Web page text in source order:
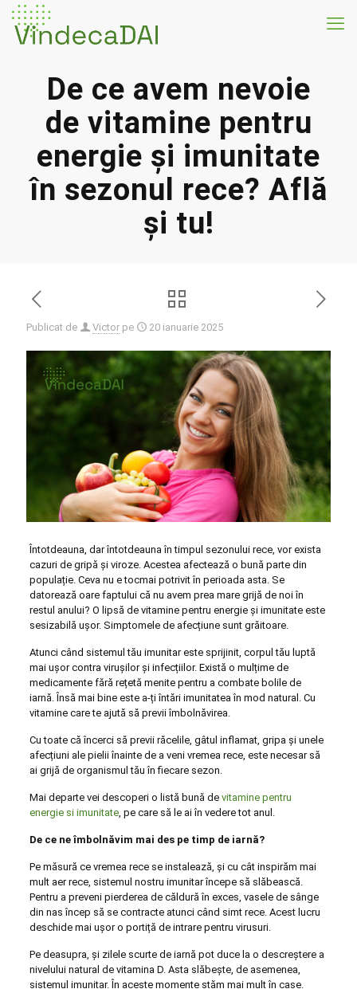
De ce avem nevoie
de vitamine pentru
energie și imunitate
în sezonul rece? Află
și tu!
Publicat de Victor pe 20 ianuarie 2025
Întotdeauna, dar întotdeauna în timpul sezonului rece, vor exista
cazuri de gripă și viroze. Acestea afectează o bună parte din
populație. Ceva nu e tocmai potrivit în perioada asta. Se
datorează oare faptului că nu avem prea mare grijă de noi în
restul anului? O lipsă de vitamine pentru energie și imunitate este
sesizabilă ușor. Simptomele de afecțiune sunt grăitoare.
Atunci când sistemul tău imunitar este sprijinit, corpul tău luptă
mai ușor contra virușilor și infecțiilor. Există o mulțime de
medicamente fără rețetă menite pentru a combate bolile de
iarnă. Însă mai bine este a-ți întări imunitatea în mod natural. Cu
vitamine care te ajută să previi îmbolnăvirea.
Cu toate că încerci să previi răcelile, gâtul inflamat, gripa și unele
afecțiuni ale pielii înainte de a veni vremea rece, este necesar să
ai grijă de organismul tău în fiecare sezon.
Mai departe vei descoperi o listă bună de vitamine pentru
energie si imunitate, pe care să le ai în vedere tot anul.
De ce ne îmbolnăvim mai des pe timp de iarnă?
Pe măsură ce vremea rece se instalează, și cu cât inspirăm mai
mult aer rece, sistemul nostru imunitar începe să slăbească.
Pentru a preveni pierderea de căldură în exces, vasele de sânge
din nas încep să se contracte atunci când simt rece. Acest lucru
deschide mai ușor o portiță de intrare pentru virusuri.
Pe deasupra, și zilele scurte de iarnă pot duce la o descreștere a
nivelului natural de vitamina D. Asta slăbește, de asemenea,
sistemul imunitar. În aceste momente stăm mai mult în case.